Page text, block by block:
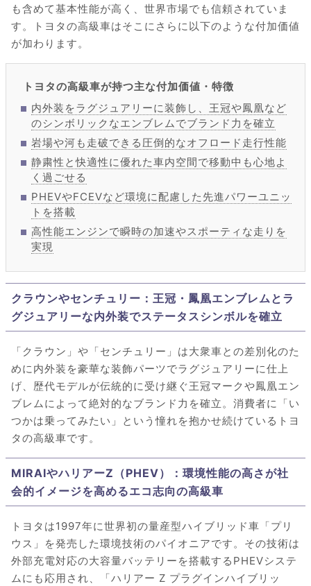
も含めて基本性能が高く、世界市場でも信頼されていま
す。トヨタの高級車はそこにさらに以下のような付加価値
が加わります。
トヨタの高級車が持つ主な付加価値・特徴
内外装をラグジュアリーに装飾し、王冠や鳳凰など
のシンボリックなエンブレムでブランド力を確立
岩場や河も走破できる圧倒的なオフロード走行性能
静粛性と快適性に優れた車内空間で移動中も心地よ
く過ごせる
PHEVやFCEVなど環境に配慮した先進パワーユニッ
トを搭載
高性能エンジンで瞬時の加速やスポーティな走りを
実現
クラウンやセンチュリー：王冠・鳳凰エンブレムとラ
グジュアリーな内外装でステータスシンボルを確立
「クラウン」や「センチュリー」は大衆車との差別化のた
めに内外装を豪華な装飾パーツでラグジュアリーに仕上
げ、歴代モデルが伝統的に受け継ぐ王冠マークや鳳凰エン
ブレムによって絶対的なブランド力を確立。消費者に「い
つかは乗ってみたい」という憧れを抱かせ続けているトヨ
タの高級車です。
MIRAIやハリアーZ（PHEV）：環境性能の高さが社
会的イメージを高めるエコ志向の高級車
トヨタは1997年に世界初の量産型ハイブリッド車「プリ
ウス」を発売した環境技術のパイオニアです。その技術は
外部充電対応の大容量バッテリーを搭載するPHEVシステ
ムにも応用され、「ハリアー Z プラグインハイブリッ